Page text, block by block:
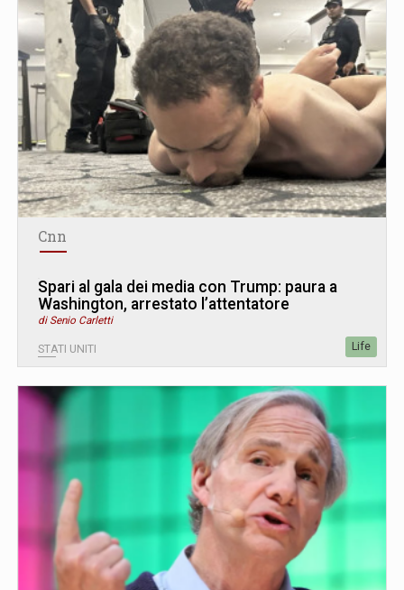
Cnn
Spari al gala dei media con Trump: paura a
Washington, arrestato l’attentatore
di Senio Carletti
STATI UNITI Life